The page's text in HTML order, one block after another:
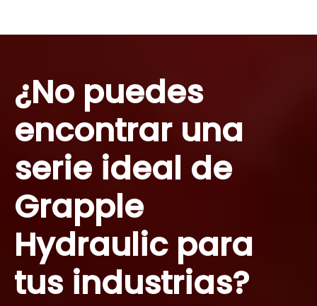
¿No puedes
encontrar una
serie ideal de
Grapple
Hydraulic para
tus industrias?